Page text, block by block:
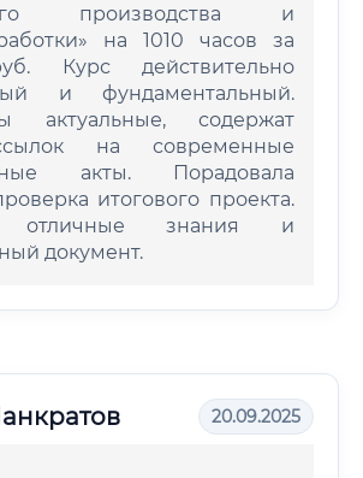
производства и
на 1010 часов за
Курс действительно
и фундаментальный.
актуальные, содержат
на современные
акты. Порадовала
итогового проекта.
отличные знания и
документ.
20.09.2025